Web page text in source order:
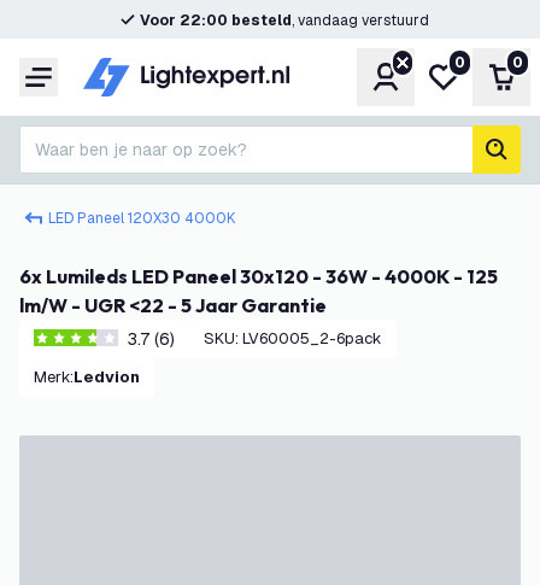
Voor 22:00 besteld, vandaag verstuurd
Menu Account
Mijn
0 0
Waar ben je naar op zoek?
LED Paneel 120X30 4000K
6x Lumileds LED Paneel 30x120 - 36W - 4000K - 125
lm/W - UGR <22 - 5 Jaar Garantie
3.7 score sterren
3.7 (6) SKU: LV60005_2-6pack
Merk: Ledvion